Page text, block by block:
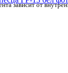
зависит от